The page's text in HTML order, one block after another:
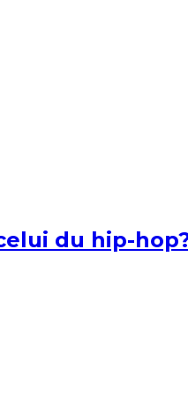
du hip-